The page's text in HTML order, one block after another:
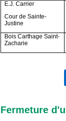
E.J. Carrier
Cour de Sainte-
Justine
Bois Carthage Saint-
Zacharie
Fermeture